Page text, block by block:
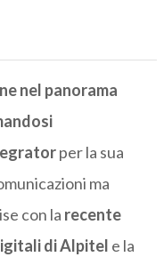
nel panorama
per la sua
ma
con la recente
di Alpitel e la